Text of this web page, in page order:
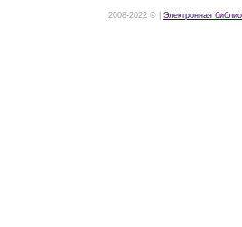
2008-2022 © | Электронная